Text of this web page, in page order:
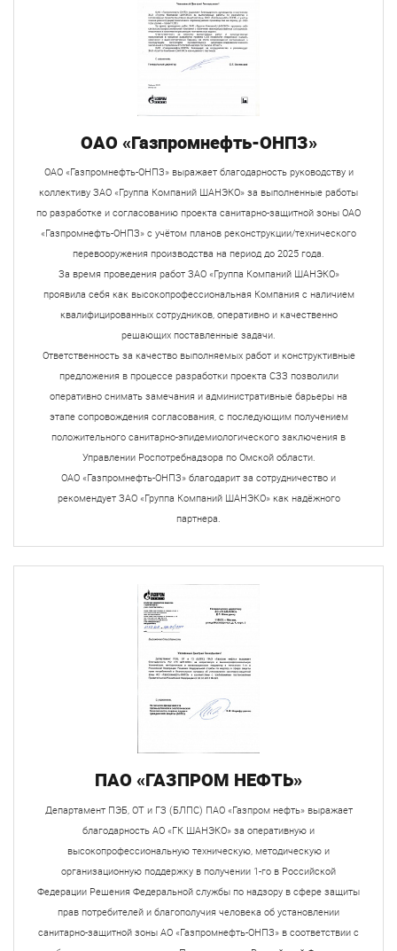
ОАО «Газпромнефть-ОНПЗ»
ОАО «Газпромнефть-ОНПЗ» выражает благодарность руководству и
коллективу ЗАО «Группа Компаний ШАНЭКО» за выполненные работы
по разработке и согласованию проекта санитарно-защитной зоны ОАО
«Газпромнефть-ОНПЗ» с учётом планов реконструкции/технического
перевооружения производства на период до 2025 года.
За время проведения работ ЗАО «Группа Компаний ШАНЭКО»
проявила себя как высокопрофессиональная Компания с наличием
квалифицированных сотрудников, оперативно и качественно
решающих поставленные задачи.
Ответственность за качество выполняемых работ и конструктивные
предложения в процессе разработки проекта СЗЗ позволили
оперативно снимать замечания и административные барьеры на
этапе сопровождения согласования, с последующим получением
положительного санитарно-эпидемиологического заключения в
Управлении Роспотребнадзора по Омской области.
ОАО «Газпромнефть-ОНПЗ» благодарит за сотрудничество и
рекомендует ЗАО «Группа Компаний ШАНЭКО» как надёжного
партнера.
ПАО «ГАЗПРОМ НЕФТЬ»
Департамент ПЭБ, ОТ и ГЗ (БЛПС) ПАО «Газпром нефть» выражает
благодарность АО «ГК ШАНЭКО» за оперативную и
высокопрофессиональную техническую, методическую и
организационную поддержку в получении 1-го в Российской
Федерации Решения Федеральной службы по надзору в сфере защиты
прав потребителей и благополучия человека об установлении
санитарно-защитной зоны АО «Газпромнефть-ОНПЗ» в соответствии с